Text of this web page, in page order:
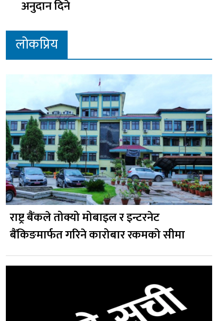
अनुदान दिने
लोकप्रिय
राष्ट्र बैंकले तोक्यो मोबाइल र इन्टरनेट
बैंकिङमार्फत गरिने कारोबार रकमको सीमा